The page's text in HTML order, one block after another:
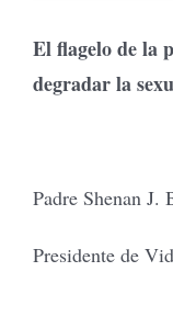
El flagelo de la
degradar la
Padre Shenan J.
Presidente de